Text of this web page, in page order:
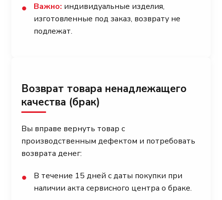
● Важно: индивидуальные изделия,
изготовленные под заказ, возврату не
подлежат.
Возврат товара ненадлежащего
качества (брак)
Вы вправе вернуть товар с
производственным дефектом и потребовать
возврата денег:
●
В течение 15 дней с даты покупки при
наличии акта сервисного центра о браке.